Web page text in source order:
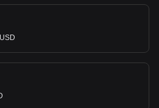
膨胀
的管理，经历过高
旨在稳定货币、控制通胀和支持经
众和投资者的信心至关重要。
亚第纳尔
关重要，尤其是对塞尔维亚汽车、